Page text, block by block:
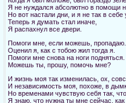
концами.
Кто находит деньги, когда ты
ренту?
Ты думала, что деньги прислали с
Вечер пятницы является без
одеждой1
Субботнее утро плетется, как
Ребенок понедельника научился
завязывать свои шнурки на ботинках.
Смотри, как они проносятся!
Леди Мадонна, ребенок у твоей груди
Удивляется, как тебе удается кормить
Я не нуждался абсолютно в помощи
Но вот настали дни, и я не так в себе
Теперь я думать стал иначе,
Я распахнул все двери.
Помоги мне, если можешь, пропадаю.
Оценил я, как с тобою жил тогда я.
Помоги мне снова на ноги подняться.
Можешь ты, прошу, помочь мне?
И жизнь моя так изменилась, ох,
И независимость моя, похоже, в
Но временами чувствую себя так,
Я знаю, что нужна ты мне сейчас, как